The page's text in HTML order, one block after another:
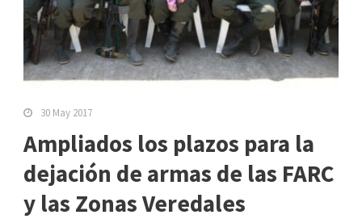
30 May 2017
Ampliados los plazos para la
dejación de armas de las FARC
y las Zonas Veredales